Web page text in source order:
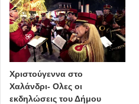
Χριστούγεννα στο
Χαλάνδρι- Ολες οι
εκδηλώσεις του Δήμου